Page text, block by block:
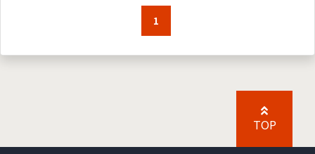
1
TOP